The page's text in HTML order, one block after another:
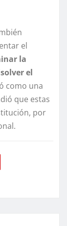
el
la
el
como una
que estas
por